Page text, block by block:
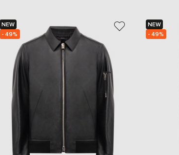
NEW
- 49%
NEW
- 49%